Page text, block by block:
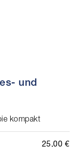
und
kompakt
25,00 €